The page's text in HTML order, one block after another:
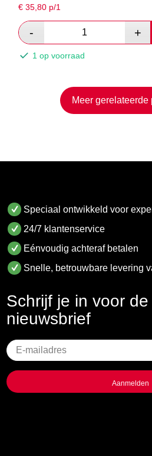
€35,80 p/1
1 op voorraad
Meer gerelateerde
Speciaal ontwikkeld voor
24/7 klantenservice
Eénvoudig achteraf betalen
Snelle, betrouwbare levering
Schrijf je in voor de
nieuwsbrief
Geen
titel